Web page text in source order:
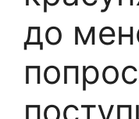
до